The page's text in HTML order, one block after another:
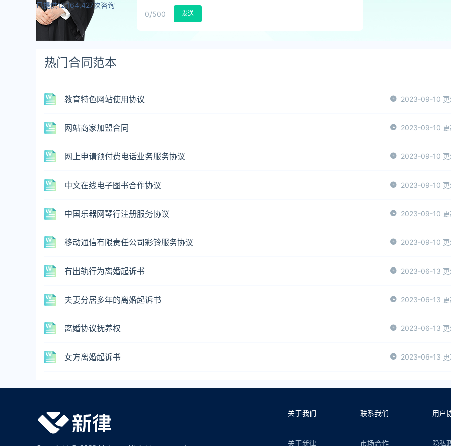
已提供12,164,427次咨询
0/500 发送
热门合同范本
教育特色网站使用协议 2023-09-10 更
网站商家加盟合同 2023-09-10 更
网上申请预付费电话业务服务协议 2023-09-10 更
中文在线电子图书合作协议 2023-09-10 更
中国乐器网琴行注册服务协议 2023-09-10 更
移动通信有限责任公司彩铃服务协议 2023-09-10 更
有出轨行为离婚起诉书 2023-06-13 更
夫妻分居多年的离婚起诉书 2023-06-13 更
离婚协议抚养权 2023-06-13 更
女方离婚起诉书 2023-06-13 更
关于我们
关于新律
联系我们
市场合作
用户
隐私